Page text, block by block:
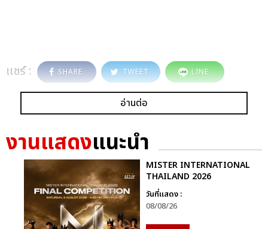
แชร์ : SHARE TWEET LINE
อ่านต่อ
งานแสดงแนะนำ
MISTER INTERNATIONAL
THAILAND 2026
วันที่แสดง :
08/08/26